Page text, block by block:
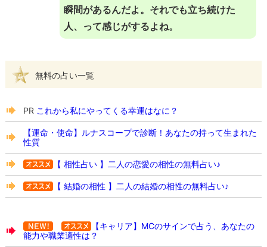
瞬間があるんだよ。それでも立ち続けた
人、って感じがするよね。
無料の占い一覧
PR これから私にやってくる幸運はなに？
【運命・使命】ルナスコープで診断！あなたの持って生まれた
性質
【 相性占い 】二人の恋愛の相性の無料占い♪
【 結婚の相性 】二人の結婚の相性の無料占い♪
【キャリア】MCのサインで占う、あなたの
能力や職業適性は？